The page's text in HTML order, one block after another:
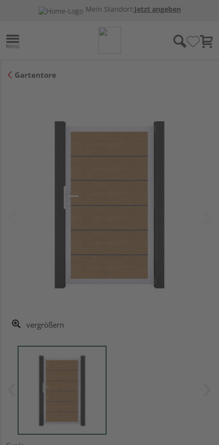
Mein Standort:Jetzt angeben
Gartentore
vergrößern